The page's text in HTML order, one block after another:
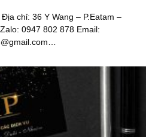
chỉ: 36 Y Wang – P.Eatam –
0947 802 878 Email: